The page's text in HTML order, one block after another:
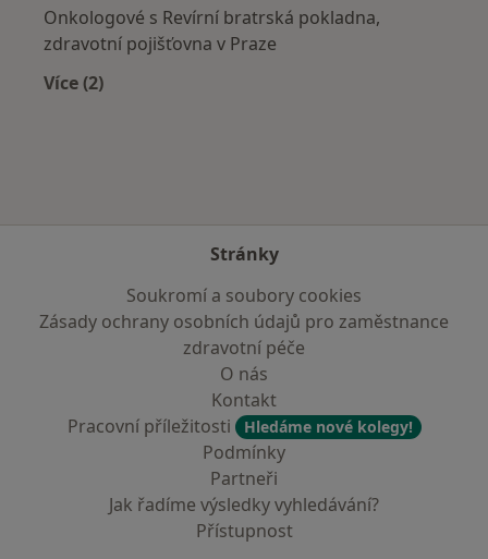
Onkologové s Revírní bratrská pokladna,
zdravotní pojišťovna v Praze
Více (2)
Stránky
Soukromí a soubory cookies
Zásady ochrany osobních údajů pro zaměstnance
zdravotní péče
O nás
Kontakt
Pracovní příležitosti
Hledáme nové kolegy!
Podmínky
Partneři
Jak řadíme výsledky vyhledávání?
Přístupnost